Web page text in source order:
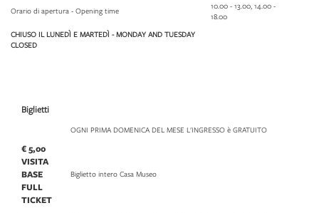
Orario di apertura - Opening time
10.00 - 13.00, 14.00 -
18.00
CHIUSO IL LUNEDÌ E MARTEDÌ - MONDAY AND TUESDAY
CLOSED
Biglietti
OGNI PRIMA DOMENICA DEL MESE L'INGRESSO è GRATUITO
€ 5,00
VISITA
BASE
FULL
TICKET
Biglietto intero Casa Museo